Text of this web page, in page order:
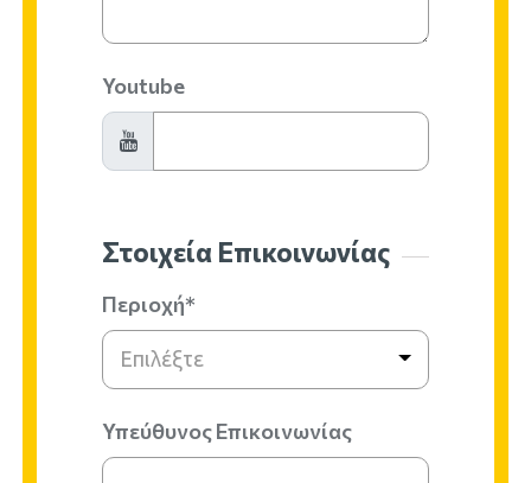
Youtube
Στοιχεία Επικοινωνίας
Περιοχή*
Επιλέξτε
Υπεύθυνος Επικοινωνίας